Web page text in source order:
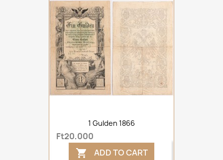
1 Gulden 1866
Ft20,000
 ADD TO CART